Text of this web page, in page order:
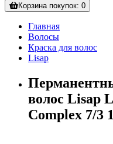
Корзинапокупок: 0
Главная
Волосы
Краска для волос
Lisap
волос Lisap
Complex 7/3